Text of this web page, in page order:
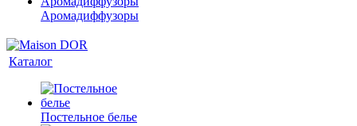
Аромадиффузоры
Каталог
Постельное белье